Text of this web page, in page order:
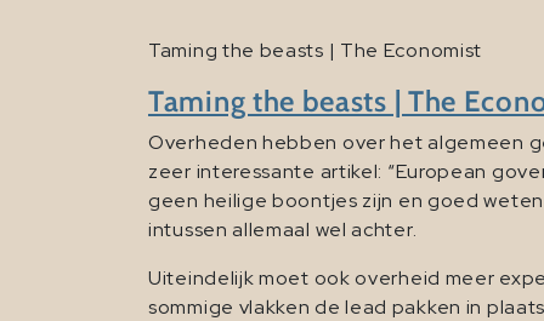
Taming the beasts | The Economist
Taming the beasts | The
Overheden hebben over het algemeen
zeer interessante artikel: “European
geen heilige boontjes zijn en goed
intussen allemaal wel achter.
Uiteindelijk moet ook overheid meer
sommige vlakken de lead pakken in